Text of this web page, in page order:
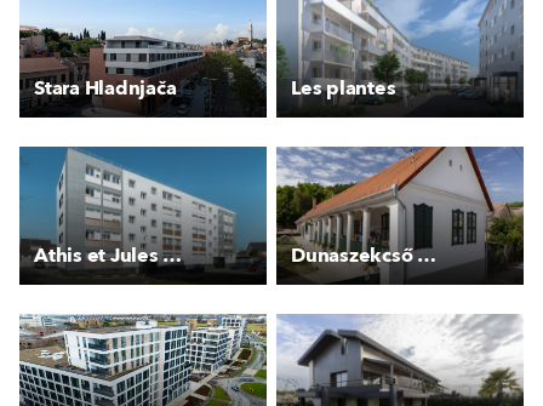
Stara Hladnjača Les plantes
Athis et Jules Vallès Dunaszekcső parasztház